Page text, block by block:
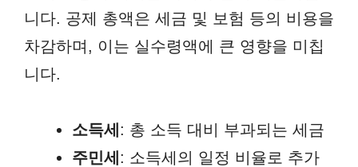
니다. 공제 총액은 세금 및 보험 등의 비용을
차감하며, 이는 실수령액에 큰 영향을 미칩
니다.
소득세 : 총 소득 대비 부과되는 세금
주민세 : 소득세의 일정 비율로 추가